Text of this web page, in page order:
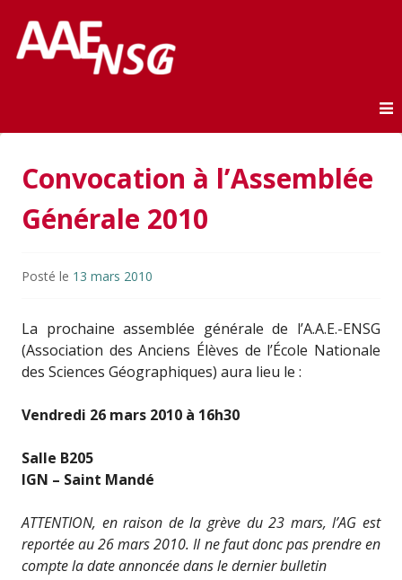
AAE-ENSG
Convocation à l’Assemblée
Générale 2010
Posté le 13 mars 2010
La prochaine assemblée générale de l’A.A.E.-ENSG
(Association des Anciens Élèves de l’École Nationale
des Sciences Géographiques) aura lieu le :
Vendredi 26 mars 2010 à 16h30
Salle B205
IGN – Saint Mandé
ATTENTION, en raison de la grève du 23 mars, l’AG est
reportée au 26 mars 2010. Il ne faut donc pas prendre en
compte la date annoncée dans le dernier bulletin